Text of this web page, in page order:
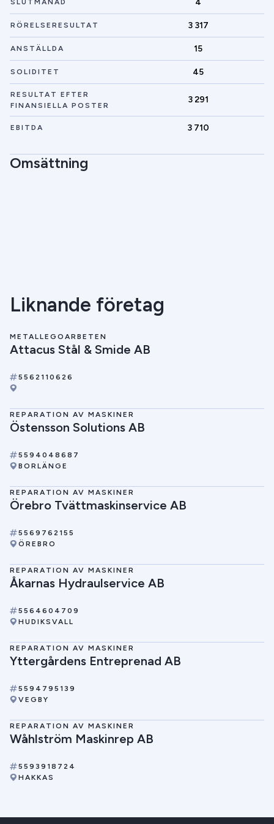
SLUTMÅNAD 4
RÖRELSERESULTAT 3 317
ANSTÄLLDA 15
SOLIDITET 45
RESULTAT EFTER
FINANSIELLA POSTER
3 291
EBITDA 3 710
Omsättning
Liknande företag
METALLEGOARBETEN
Attacus Stål & Smide AB
5562110626
REPARATION AV MASKINER
Östensson Solutions AB
5594048687
BORLÄNGE
REPARATION AV MASKINER
Örebro Tvättmaskinservice AB
5569762155
ÖREBRO
REPARATION AV MASKINER
Åkarnas Hydraulservice AB
5564604709
HUDIKSVALL
REPARATION AV MASKINER
Yttergårdens Entreprenad AB
5594795139
VEGBY
REPARATION AV MASKINER
Wåhlström Maskinrep AB
5593918724
HAKKAS